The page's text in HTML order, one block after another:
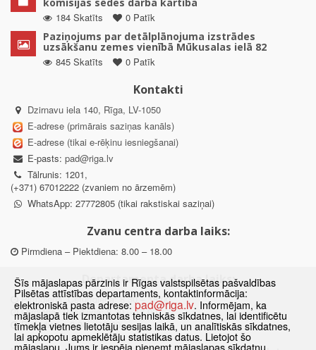
184 Skatīts
0 Patīk
Paziņojums par detālplānojuma izstrādes
uzsākšanu zemes vienībā Mūkusalas ielā 82
845 Skatīts
0 Patīk
Kontakti
Dzirnavu iela 140, Rīga, LV-1050
E-adrese (primārais saziņas kanāls)
E-adrese (tikai e-rēķinu iesniegšanai)
E-pasts: pad@riga.lv
Tālrunis: 1201,
(+371) 67012222 (zvaniem no ārzemēm)
WhatsApp: 27772805 (tikai rakstiskai saziņai)
Zvanu centra darba laiks:
Pirmdiena – Piektdiena: 8.00 – 18.00
Departamenta darba laiks:
Pirmdiena, Ceturtdiena: 8.30 – 18.00
Otrdiena, Trešdiena: 8.30 – 17.00
Piektdiena: 8.30 – 15.00
Šīs mājaslapas pārzinis ir Rīgas valstspilsētas pašvaldības
Pilsētas attīstības departaments, kontaktinformācija:
elektroniskā pasta adrese: pad@riga.lv. Informējam, ka
mājaslapā tiek izmantotas tehniskās sīkdatnes, lai identificētu
tīmekļa vietnes lietotāju sesijas laikā, un analītiskās sīkdatnes,
lai apkopotu apmeklētāju statistikas datus. Lietojot šo
mājaslapu, Jums ir iespēja pieņemt mājaslapas sīkdatņu